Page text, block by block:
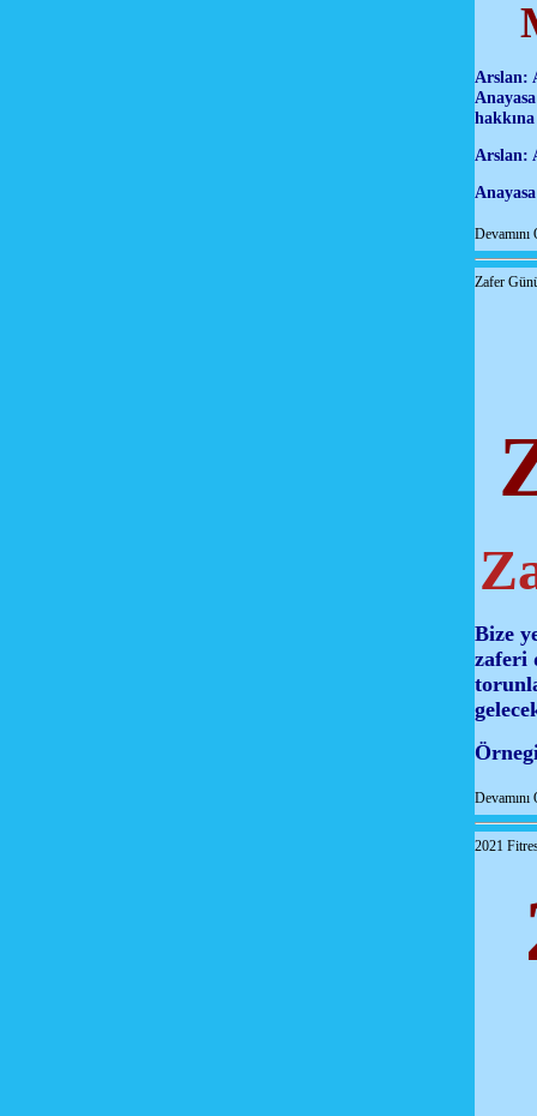
Arslan:
Arslan:
Devamını
Zafer
Bize
zaferi
Devamını
2021